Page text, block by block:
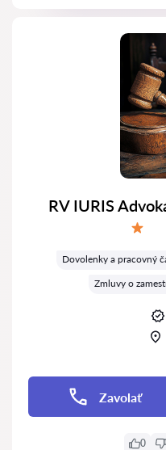
RV IURIS
Dovolenky a pracovný
Zmluvy o
Zavolať
0